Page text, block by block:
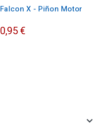
Falcon X - Piñon Motor
0,95 €
